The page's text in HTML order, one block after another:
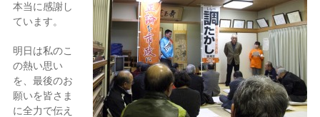
本当に感謝し
ています。
明日は私のこ
の熱い思い
を、最後のお
願いを皆さま
に全力で伝え